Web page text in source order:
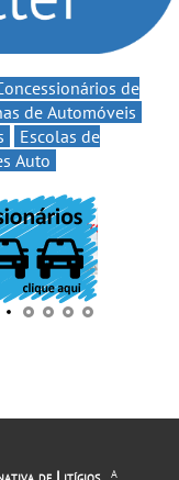
de
de Automóveis
Escolas de
Auto
A